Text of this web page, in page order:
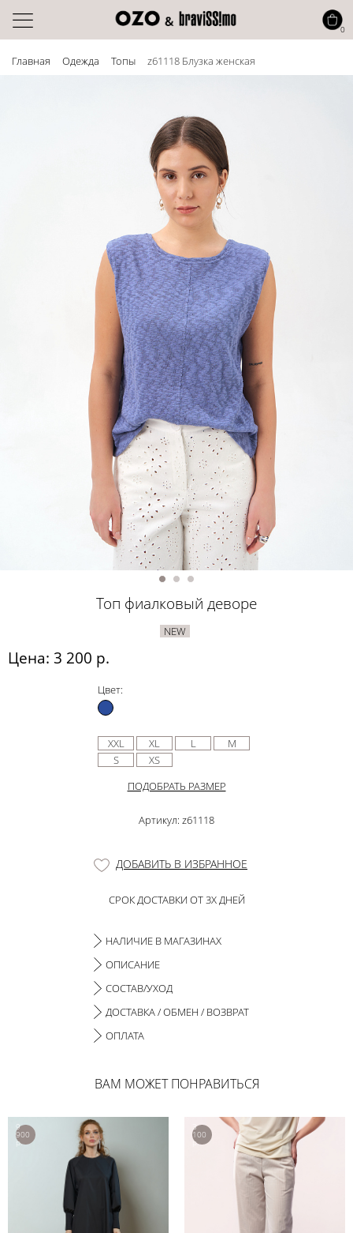
Главная Одежда Топы z61118 Блузка женская
Топ фиалковый деворе
NEW
Цена: 3 200 р.
Цвет:
XXL XL L
M
S
XS
ПОДОБРАТЬ РАЗМЕР
Артикул: z61118
ДОБАВИТЬ В ИЗБРАННОЕ
СРОК ДОСТАВКИ ОТ 3Х ДНЕЙ
НАЛИЧИЕ В МАГАЗИНАХ
ОПИСАНИЕ
СОСТАВ/УХОД
ДОСТАВКА / ОБМЕН / ВОЗВРАТ
ОПЛАТА
ВАМ МОЖЕТ ПОНРАВИТЬСЯ
9
900
р.
3
100
р.
0